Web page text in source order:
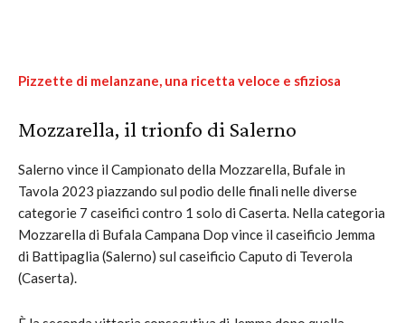
Pizzette di melanzane, una ricetta veloce e sfiziosa
Mozzarella, il trionfo di Salerno
Salerno vince il Campionato della Mozzarella, Bufale in
Tavola 2023 piazzando sul podio delle finali nelle diverse
categorie 7 caseifici contro 1 solo di Caserta. Nella categoria
Mozzarella di Bufala Campana Dop vince il caseificio Jemma
di Battipaglia (Salerno) sul caseificio Caputo di Teverola
(Caserta).